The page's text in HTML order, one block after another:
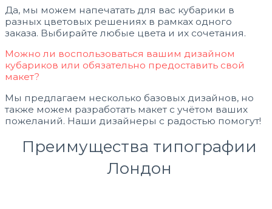
Да, мы можем напечатать для вас кубарики в
разных цветовых решениях в рамках одного
заказа. Выбирайте любые цвета и их сочетания.
Можно ли воспользоваться вашим дизайном
кубариков или обязательно предоставить свой
макет?
Мы предлагаем несколько базовых дизайнов, но
также можем разработать макет с учётом ваших
пожеланий. Наши дизайнеры с радостью помогут!
Преимущества типографии
Лондон